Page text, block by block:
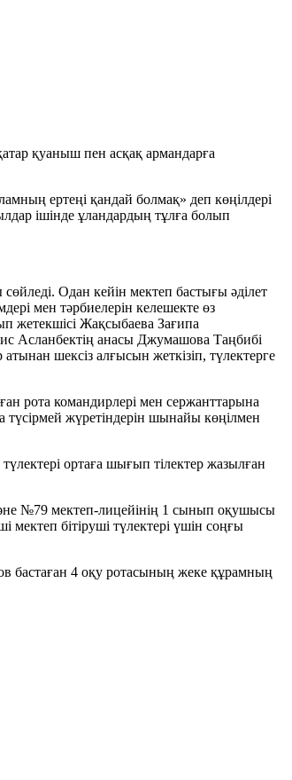
қуаныш пен асқақ армандарға
ертеңі қандай болмақ» деп көңілдері
ішінде ұландардың тұлға болып
Одан кейін мектеп бастығы әділет
мен тәрбиелерін келешекте өз
жетекшісі Жақсыбаева Зағипа
Асланбектің анасы Джумашова Таңбибі
шексіз алғысын жеткізіп, түлектерге
рота командирлері мен сержанттарына
түсірмей жүретіндерін шынайы көңілмен
ортаға шығып тілектер жазылған
№79 мектеп-лицейінің 1 сынып оқушысы
бітіруші түлектері үшін соңғы
бастаған 4 оқу ротасының жеке құрамның